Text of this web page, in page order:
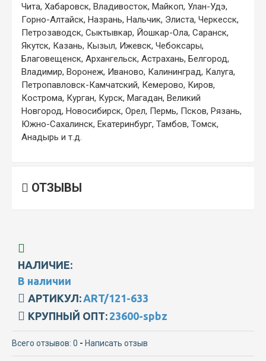
Чита, Хабаровск, Владивосток, Майкоп, Улан-Удэ,
Горно-Алтайск, Назрань, Нальчик, Элиста, Черкесск,
Петрозаводск, Сыктывкар, Йошкар-Ола, Саранск,
Якутск, Казань, Кызыл, Ижевск, Чебоксары,
Благовещенск, Архангельск, Астрахань, Белгород,
Владимир, Воронеж, Иваново, Калининград, Калуга,
Петропавловск-Камчатский, Кемерово, Киров,
Кострома, Курган, Курск, Магадан, Великий
Новгород, Новосибирск, Орел, Пермь, Псков, Рязань,
Южно-Сахалинск, Екатеринбург, Тамбов, Томск,
Анадырь и т.д.
ОТЗЫВЫ
НАЛИЧИЕ:
В наличии
АРТИКУЛ: ART/121-633
КРУПНЫЙ ОПТ: 23600-spbz
Всего отзывов: 0 - Написать отзыв